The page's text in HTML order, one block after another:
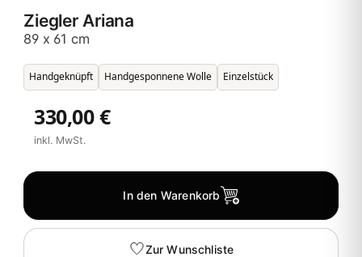
Ziegler Ariana
89 x 61 cm
Handgeknüpft Handgesponnene Wolle Einzelstück
330,00 €
inkl. MwSt.
In den Warenkorb
Zur Wunschliste